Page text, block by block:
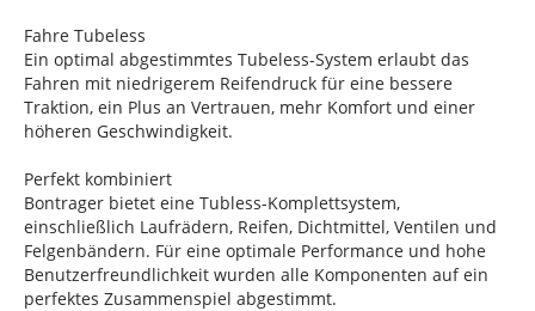
Fahre Tubeless
Ein optimal abgestimmtes Tubeless-System erlaubt das
Fahren mit niedrigerem Reifendruck für eine bessere
Traktion, ein Plus an Vertrauen, mehr Komfort und einer
höheren Geschwindigkeit.
Perfekt kombiniert
Bontrager bietet eine Tubless-Komplettsystem,
einschließlich Laufrädern, Reifen, Dichtmittel, Ventilen und
Felgenbändern. Für eine optimale Performance und hohe
Benutzerfreundlichkeit wurden alle Komponenten auf ein
perfektes Zusammenspiel abgestimmt.